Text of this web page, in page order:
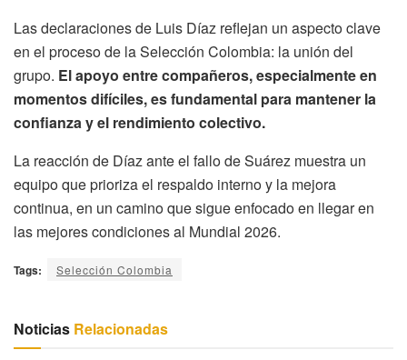
Las declaraciones de Luis Díaz reflejan un aspecto clave
en el proceso de la Selección Colombia: la unión del
grupo. El apoyo entre compañeros, especialmente en
momentos difíciles, es fundamental para mantener la
confianza y el rendimiento colectivo.
La reacción de Díaz ante el fallo de Suárez muestra un
equipo que prioriza el respaldo interno y la mejora
continua, en un camino que sigue enfocado en llegar en
las mejores condiciones al Mundial 2026.
Tags: Selección Colombia
Noticias Relacionadas